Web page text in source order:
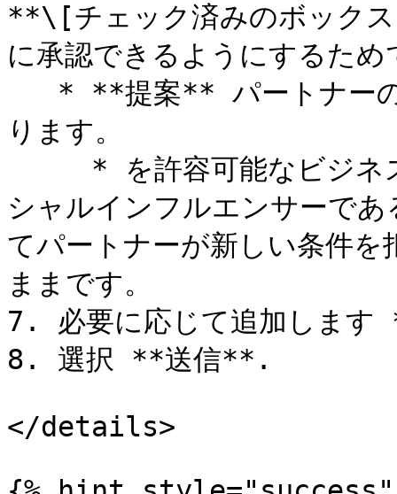
**\[チェック済みのボック
に承認できるようにするため
ります。
シャルインフルエンサーで
てパートナーが新しい条件を
ままです。
7. 必要に応じて追加しま
8. 選択 **送信**.
</details>